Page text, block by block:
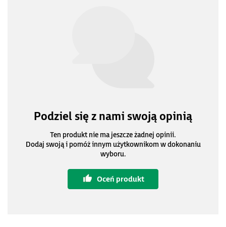
Podziel się z nami swoją opinią
Ten produkt nie ma jeszcze żadnej opinii.
Dodaj swoją i pomóż innym użytkownikom w dokonaniu
wyboru.
Oceń produkt